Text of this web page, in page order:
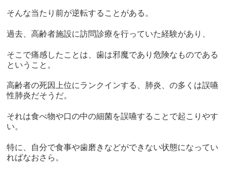
そんな当たり前が逆転することがある。
過去、高齢者施設に訪問診療を行っていた経験があり、
そこで痛感したことは、歯は邪魔であり危険なものである
ということ。
高齢者の死因上位にランクインする、肺炎、の多くは誤嚥
性肺炎だそうだ。
それは食べ物や口の中の細菌を誤嚥することで起こりやす
い。
特に、自分で食事や歯磨きなどができない状態になってい
ればなおさら。